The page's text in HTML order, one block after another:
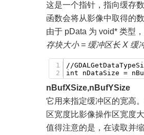
这是一个指针，指向缓存
函数会将从影像中取得的
由于 pData 为 void* 类型
存块大小 = 缓冲区长 X 缓
1
2
//
int nDataSize =
nBufXSize,nBufYSize
它用来指定缓冲区的宽高
区宽度比影像操作区宽度
值得注意的是，在读取并